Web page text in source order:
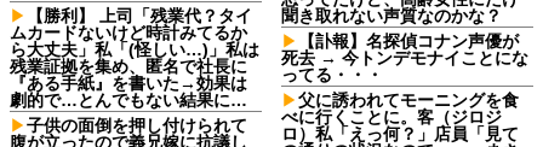
【勝利】 上司「残業代？タイ
ムカードないけど時計みてるか
ら大丈夫」私「(怪しい…)」私は
残業証拠を集め、匿名で社長に
『ある手紙』を書いた→効果は
劇的で…とんでもない結果に…
子供の面倒を押し付けられて
腹が立ったので義兄嫁に抗議し
聞き取れない声質なのかな？
【訃報】名探偵コナン声優が
死去 → 今トンデモナイことにな
ってる・・・
父に誘われてモーニングを食
べに行くことに。客（ジロジ
ロ）私「えっ何？」店員「見て